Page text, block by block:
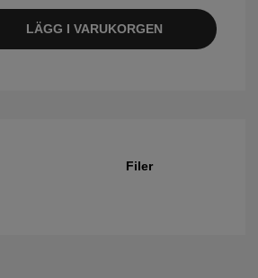
LÄGG I VARUKORGEN
Filer